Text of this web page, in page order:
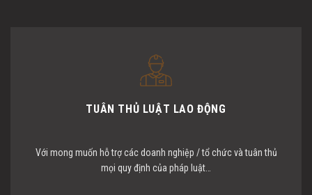
TUÂN THỦ LUẬT LAO ĐỘNG
Với mong muốn hỗ trợ các doanh nghiệp / tổ chức và tuân thủ
mọi quy định của pháp luật…